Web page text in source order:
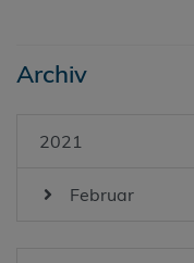
Archiv
2021
Februar